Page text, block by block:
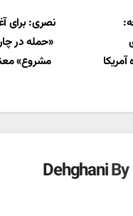
نصری: برای
«حمله در
مشروع»
By
Dehghani